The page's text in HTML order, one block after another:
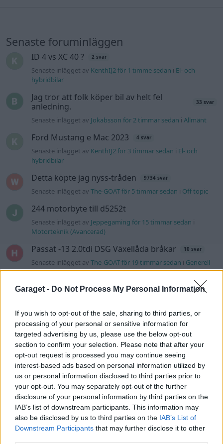
Garaget - Do Not Process My Personal Information
If you wish to opt-out of the sale, sharing to third parties, or
processing of your personal or sensitive information for
targeted advertising by us, please use the below opt-out
section to confirm your selection. Please note that after your
opt-out request is processed you may continue seeing
interest-based ads based on personal information utilized by
us or personal information disclosed to third parties prior to
your opt-out. You may separately opt-out of the further
disclosure of your personal information by third parties on the
IAB’s list of downstream participants. This information may
also be disclosed by us to third parties on the IAB’s List of
Downstream Participants that may further disclose it to other
Senaste foruminläggen
ID 4 vs XC 40 ? 2 svar
Senaste inlägget av KenthIJ2 för 1 timme sedan i El- och
hybridbilar
Jag tror att folk köper bil av helt fel
anledning.
33 svar
Senaste inlägget av Jokabsson för 2 timmar sedan iAllmänt
Ford Mustang e Mac 2023 4 svar
Senaste inlägget av KenthIJ2 för 3 timmar sedan i El- och
hybridbilar
Detta köpte jag nyss-tråden 9734 svar
Senaste inlägget avThe-GOAT för 5 timmar sedan i Off topic
244 motorbyte till d5252t
Senaste inlägget av Jeppegaming för 15 timmar sedan i
Motorteknik (Avancerad)
Passat -13 2.0tdi DSG Växellåda bråkar 10 svar
Senaste inlägget avThe-GOAT för 19 timmar sedan i Generell
felsökning
Man man ha mindre ström till
4 svar
Senaste inlägget avBilFixare Igår 14:37iEl- och hybridbilar
Inget bromstryck efter byte av bromsok
(Golf V 1.6)
Senaste inlägget avjaka54 Igår 09:48iChassi, bromsar,
transmission och däck
Kia Ceed 2017 batteritorsk med jämna
mellanrum. Varför?
Senaste inlägget avAnsan onsdag 15:29iGenerell felsökning
Övertryck i vevhus, Volvo 940 b230fk 1 svar
Senaste inlägget avMossan1 onsdag 11:07iGenerell